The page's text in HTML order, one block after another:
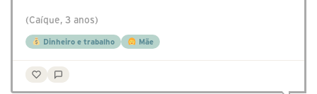
(Caíque, 3 anos)
Dinheiro e trabalho Mãe